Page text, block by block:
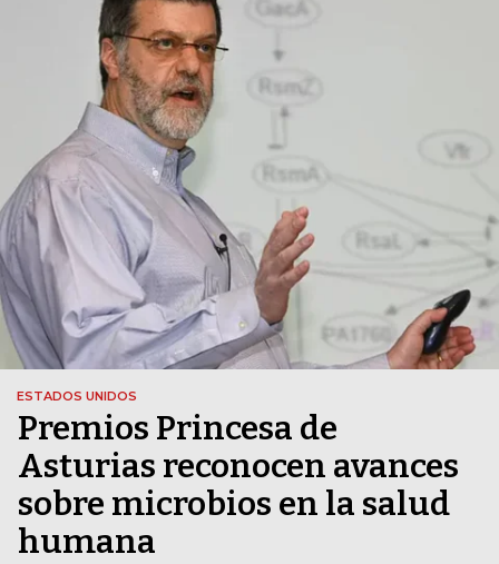
ESTADOS UNIDOS
Premios Princesa de
Asturias reconocen avances
sobre microbios en la salud
humana